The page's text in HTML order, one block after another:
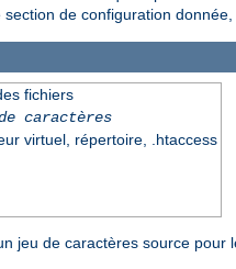
de configuration
fichiers
caractères
virtuel, répertoire, .htaccess
jeu de caractères source pour